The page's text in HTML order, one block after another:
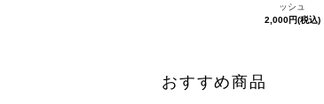
ッシュ
2,000円(税込)
おすすめ商品